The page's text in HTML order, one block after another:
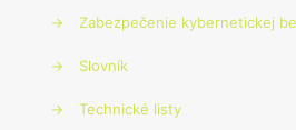
→ Zabezpečenie kybernetickej
→ Slovník
→ Technické listy